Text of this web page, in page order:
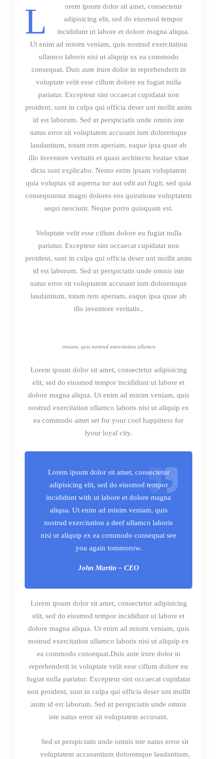
L
orem ipsum dolor sit amet, consectetur
adipisicing elit, sed do eiusmod tempor
incididunt ut labore et dolore magna aliqua.
Ut enim ad minim veniam, quis nostrud exercitation
ullamco laboris nisi ut aliquip ex ea commodo
consequat. Duis aute irure dolor in reprehenderit in
voluptate velit esse cillum dolore eu fugiat nulla
pariatur. Excepteur sint occaecat cupidatat non
proident, sunt in culpa qui officia deser unt mollit anim
id est laborum. Sed ut perspiciatis unde omnis iste
natus error sit voluptatem accusant ium doloremque
laudantium, totam rem aperiam, eaque ipsa quae ab
illo inventore veritatis et quasi architecto beatae vitae
dicta sunt explicabo. Nemo enim ipsam voluptatem
quia voluptas sit asperna tur aut odit aut fugit, sed quia
consequuntur magni dolores eos quiratione voluptatem
sequi nesciunt. Neque porro quisquam est.
Voluptate velit esse cillum dolore eu fugiat nulla
pariatur. Excepteur sint occaecat cupidatat non
proident, sunt in culpa qui officia deser unt mollit anim
id est laborum. Sed ut perspiciatis unde omnis iste
natus error sit voluptatem accusant ium doloremque
laudantium, totam rem aperiam, eaque ipsa quae ab
illo inventore veritatis..
veniam, quis nostrud exercitation ullamco
Lorem ipsum dolor sit amet, consectetur adipisicing
elit, sed do eiusmod tempor incididunt ut labore et
dolore magna aliqua. Ut enim ad minim veniam, quis
nostrud exercitation ullamco laboris nisi ut aliquip ex
ea commodo amet set for your cool happiness for
lyour loyal city.
Lorem ipsum dolor sit amet, consectetur
adipisicing elit, sed do eiusmod tempor
incididunt with ut labore et dolore magna
aliqua. Ut enim ad minim veniam, quis
nostrud exercitation a deef ullamco laboris
nisi ut aliquip ex ea commodo consequat see
you again tommorow.
John Martin – CEO
Lorem ipsum dolor sit amet, consectetur adipisicing
elit, sed do eiusmod tempor incididunt ut labore et
dolore magna aliqua. Ut enim ad minim veniam, quis
nostrud exercitation ullamco laboris nisi ut aliquip ex
ea commodo consequat.Duis aute irure dolor in
reprehenderit in voluptate velit esse cillum dolore eu
fugiat nulla pariatur. Excepteur sint occaecat cupidatat
non proident, sunt in culpa qui officia deser unt mollit
anim id est laborum. Sed ut perspiciatis unde omnis
iste natus error sit voluptatem accusant.
Sed ut perspiciatis unde omnis iste natus error sit
voluptatem accusantium doloremque laudantium,